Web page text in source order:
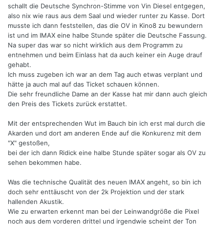
schallt die Deutsche Synchron-Stimme von Vin Diesel entgegen,
also nix wie raus aus dem Saal und wieder runter zu Kasse. Dort
musste ich dann feststellen, das die OV in Kino8 zu bewundern
ist und im IMAX eine halbe Stunde später die Deutsche Fassung.
Na super das war so nicht wirklich aus dem Programm zu
entnehmen und beim Einlass hat da auch keiner ein Auge drauf
gehabt.
Ich muss zugeben ich war an dem Tag auch etwas verplant und
hätte ja auch mal auf das Ticket schauen können.
Die sehr freundliche Dame an der Kasse hat mir dann auch gleich
den Preis des Tickets zurück erstattet.
Mit der entsprechenden Wut im Bauch bin ich erst mal durch die
Akarden und dort am anderen Ende auf die Konkurenz mit dem
"X" gestoßen,
bei der ich dann Ridick eine halbe Stunde später sogar als OV zu
sehen bekommen habe.
Was die technische Qualität des neuen IMAX angeht, so bin ich
doch sehr enttäuscht von der 2k Projektion und der stark
hallenden Akustik.
Wie zu erwarten erkennt man bei der Leinwandgröße die Pixel
noch aus dem vorderen drittel und irgendwie scheint der Ton